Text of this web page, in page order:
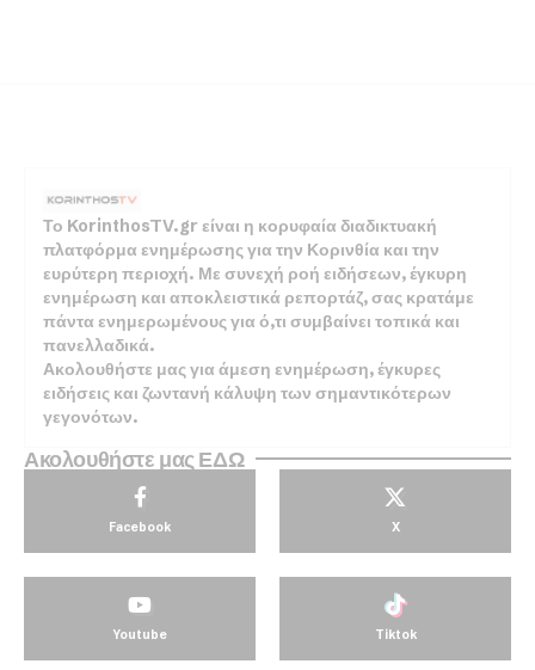
Το KorinthosTV.gr είναι η κορυφαία διαδικτυακή
πλατφόρμα ενημέρωσης για την Κορινθία και την
ευρύτερη περιοχή. Με συνεχή ροή ειδήσεων, έγκυρη
ενημέρωση και αποκλειστικά ρεπορτάζ, σας κρατάμε
πάντα ενημερωμένους για ό,τι συμβαίνει τοπικά και
πανελλαδικά.
Ακολουθήστε μας για άμεση ενημέρωση, έγκυρες
ειδήσεις και ζωντανή κάλυψη των σημαντικότερων
γεγονότων.
Ακολουθήστε μας ΕΔΩ
Facebook X
Youtube Tiktok